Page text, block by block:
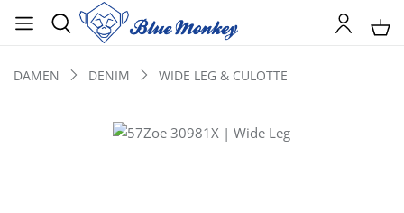
DAMEN DENIM WIDE LEG & CULOTTE
Bildergalerie überspringen